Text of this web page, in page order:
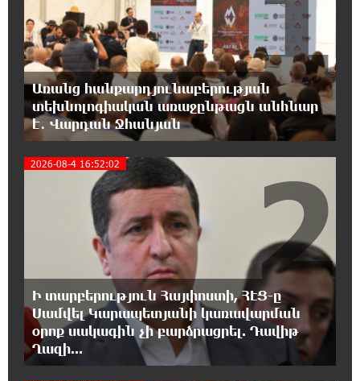
ունեցող անձանց միջազգային մարզական
փառատոն
18:02:58 8-08-2026
Դմիտրի Մեդվեդև. Արևմուտքի
քաղաքականությունը Հայաստանի
նկատմամբ կրկնում է վրացական սցենարը
17:36:59 8-08-2026
Ադրբեջանցիների բնակեցումը
Հայաստանում լուրջ վտանգներ է
պարունակում. Ավետիք Չալաբյան
17:28:45 8-08-2026
«Հայաքվե»-ի հայտարարությունից հետո
WCC-ն արձագանքել է Հայ Եկեղեցու շուրջ
ստեղծված իրավիճակին
16:58:38 8-08-2026
Առանց հանքարդյունաբերության
տեխնոլոգիական առաջընթացն անհնար
է․ Վարդան Ջհանյան
2026-08-4 16:52:02
Ի տարբերություն Հայփոստի, ՀԷՑ-ը
Սամվել Կարապետյանի կառավարման
օրոք սակագին չի բարձրացրել. Դավիթ
Ղազի...
2